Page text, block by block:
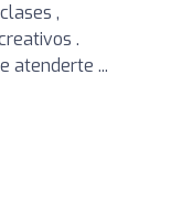
,
.
atenderte ...